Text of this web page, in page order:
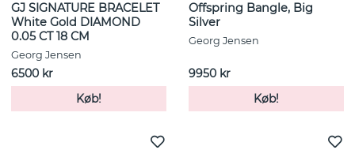
GJ SIGNATURE BRACELET
White Gold DIAMOND
0.05 CT 18 CM
Georg Jensen
6500 kr
Køb!
Offspring Bangle, Big
Silver
Georg Jensen
9950 kr
Køb!